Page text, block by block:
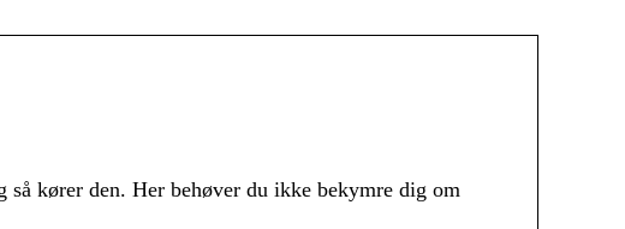
kører den. Her behøver du ikke bekymre dig om